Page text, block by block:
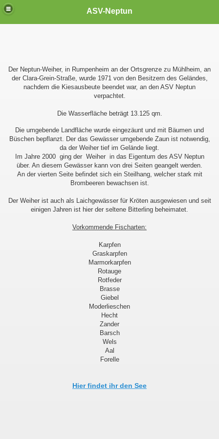
ASV-Neptun
Der Neptun-Weiher, in Rumpenheim an der Ortsgrenze zu Mühlheim, an
der Clara-Grein-Straße, wurde 1971 von den Besitzern des Geländes,
nachdem die Kiesausbeute beendet war, an den ASV Neptun
verpachtet.
Die Wasserfläche beträgt 13.125 qm.
Die umgebende Landfläche wurde eingezäunt und mit Bäumen und
Büschen bepflanzt. Der das Gewässer umgebende Zaun ist notwendig,
da der Weiher tief im Gelände liegt.
Im Jahre 2000 ging der Weiher in das Eigentum des ASV Neptun
über. An diesem Gewässer kann von drei Seiten geangelt werden.
An der vierten Seite befindet sich ein Steilhang, welcher stark mit
Brombeeren bewachsen ist.
Der Weiher ist auch als Laichgewässer für Kröten ausgewiesen und seit
einigen Jahren ist hier der seltene Bitterling beheimatet.
Vorkommende Fischarten:
Karpfen
Graskarpfen
Marmorkarpfen
Rotauge
Rotfeder
Brasse
Giebel
Moderlieschen
Hecht
Zander
Barsch
Wels
Aal
Forelle
Hier findet ihr den See